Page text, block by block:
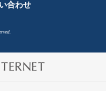
合わせ